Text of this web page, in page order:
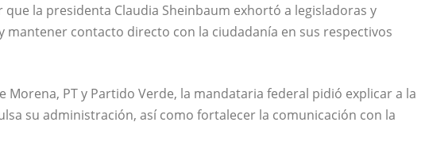
la presidenta Claudia Sheinbaum exhortó a legisladoras y
contacto directo con la ciudadanía en sus respectivos
PT y Partido Verde, la mandataria federal pidió explicar a la
su administración, así como fortalecer la comunicación con la